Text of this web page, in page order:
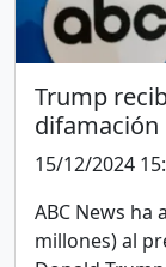
Trump
difamación
15/12/2024
ABC News ha
millones) al